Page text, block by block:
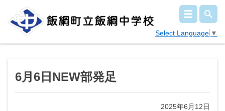
Select Language ▼
6月6日NEW部発足
2025年6月12日